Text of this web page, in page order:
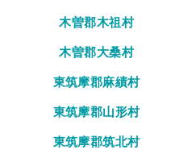
木曽郡木祖村
木曽郡大桑村
東筑摩郡麻績村
東筑摩郡山形村
東筑摩郡筑北村